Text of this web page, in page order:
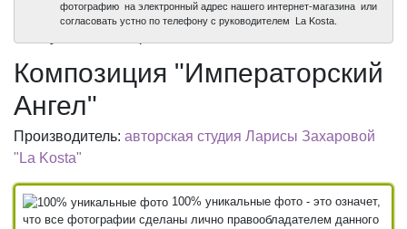
100%
100%
100%
фотографию на электронный адрес нашего интернет-магазина или
согласовать устно по телефону с руководителем La Kosta.
Композиция "Императорский
Ангел"
Производитель: авторская студия Ларисы Захаровой
"La Kosta"
100% уникальные фото - это означет,
что все фотографии сделаны лично правообладателем данного